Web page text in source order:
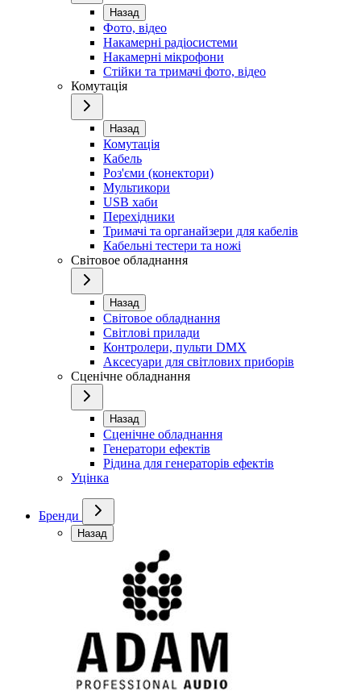
Назад
Фото, відео
Накамерні радіосистеми
Накамерні мікрофони
Стійки та тримачі фото, відео
Комутація
Назад
Комутація
Кабель
Роз'єми (конектори)
Мультикори
USB хаби
Перехідники
Тримачі та органайзери для кабелів
Кабельні тестери та ножі
Світовое обладнання
Назад
Світовое обладнання
Світлові прилади
Контролери, пульти DMX
Аксесуари для світлових приборів
Сценічне обладнання
Назад
Сценічне обладнання
Генератори ефектів
Рідина для генераторів ефектів
Уцінка
Бренди
Назад